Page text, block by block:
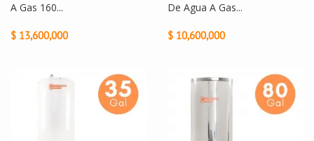
A Gas 160...
$ 13,600,000
De Agua A Gas...
$ 10,600,000